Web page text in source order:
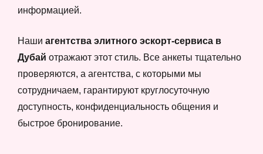
информацией.
Наши агентства элитного эскорт-сервиса в
Дубай отражают этот стиль. Все анкеты тщательно
проверяются, а агентства, с которыми мы
сотрудничаем, гарантируют круглосуточную
доступность, конфиденциальность общения и
быстрое бронирование.